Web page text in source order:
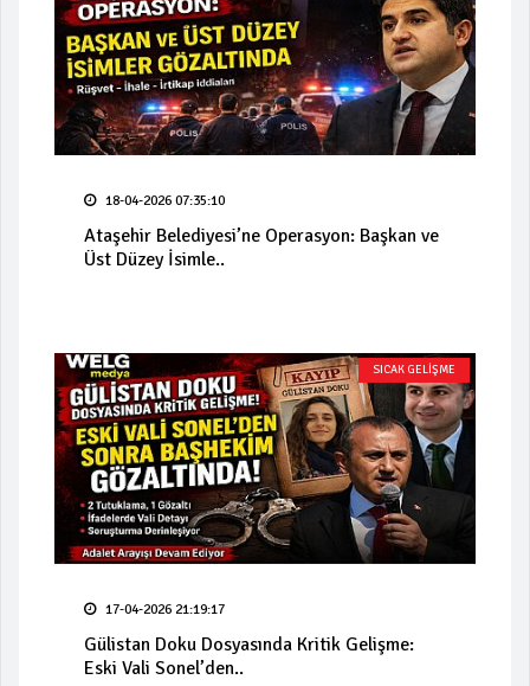
18-04-2026 07:35:10
Ataşehir Belediyesi’ne Operasyon: Başkan ve
Üst Düzey İsimle..
SICAK GELİŞME
17-04-2026 21:19:17
Gülistan Doku Dosyasında Kritik Gelişme:
Eski Vali Sonel’den..